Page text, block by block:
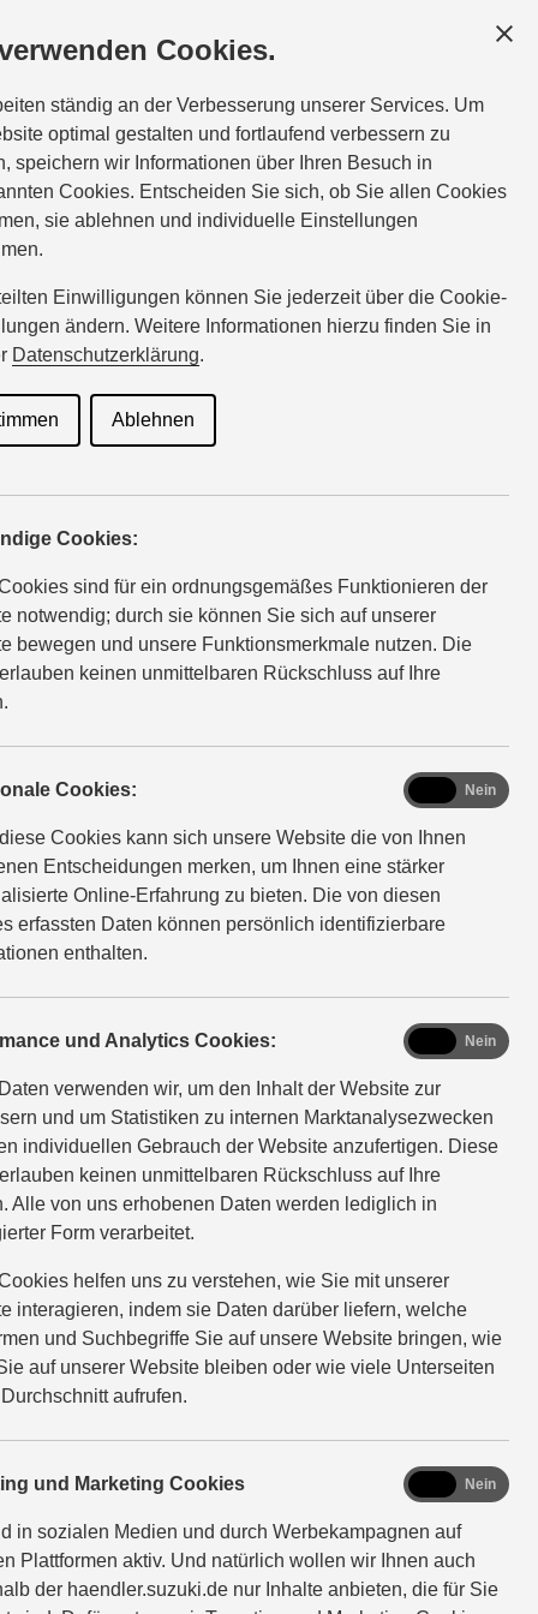
Cookies.
ständig an der Verbesserung unserer Services. Um
optimal gestalten und fortlaufend verbessern zu
speichern wir Informationen über Ihren Besuch in
Cookies. Entscheiden Sie sich, ob Sie allen Cookies
sie ablehnen und individuelle Einstellungen
Einwilligungen können Sie jederzeit über die Cookie-
ändern. Weitere Informationen hierzu finden Sie in
Datenschutzerklärung.
Ablehnen
Cookies:
sind für ein ordnungsgemäßes Funktionieren der
notwendig; durch sie können Sie sich auf unserer
bewegen und unsere Funktionsmerkmale nutzen. Die
keinen unmittelbaren Rückschluss auf Ihre
Cookies:
Cookies kann sich unsere Website die von Ihnen
Entscheidungen merken, um Ihnen eine stärker
Online-Erfahrung zu bieten. Die von diesen
erfassten Daten können persönlich identifizierbare
enthalten.
functional
Nein
und Analytics Cookies:
verwenden wir, um den Inhalt der Website zur
und um Statistiken zu internen Marktanalysezwecken
individuellen Gebrauch der Website anzufertigen. Diese
keinen unmittelbaren Rückschluss auf Ihre
Alle von uns erhobenen Daten werden lediglich in
Form verarbeitet.
helfen uns zu verstehen, wie Sie mit unserer
interagieren, indem sie Daten darüber liefern, welche
und Suchbegriffe Sie auf unsere Website bringen, wie
auf unserer Website bleiben oder wie viele Unterseiten
aufrufen.
analyticsNein
und Marketing Cookies
in sozialen Medien und durch Werbekampagnen auf
Plattformen aktiv. Und natürlich wollen wir Ihnen auch
der haendler.suzuki.de nur Inhalte anbieten, die für Sie
marketing
Nein
wille@suzuki-handel.de
Winter-
Originalteilen bleibt Ihr Suzuki zu 100 % Suzuki. Das
aus: Denn die hohe Qualität erhält auch den Wert Ihres
empfehlen wir saisonale Bereifung mit Suzuki
So sind Sie von Oktober bis Ostern